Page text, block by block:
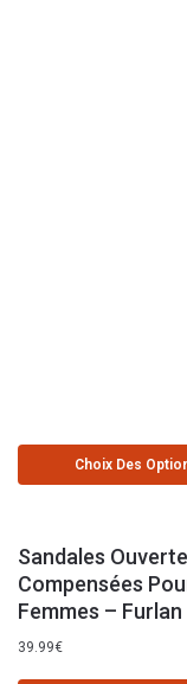
Choix Des
Sandales
Compensées
Femmes – Furlan
39.99€